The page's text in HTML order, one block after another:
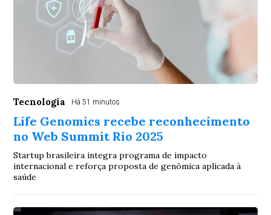
Tecnologia Há 51 minutos
Life Genomics recebe reconhecimento
no Web Summit Rio 2025
Startup brasileira integra programa de impacto
internacional e reforça proposta de genômica aplicada à
saúde